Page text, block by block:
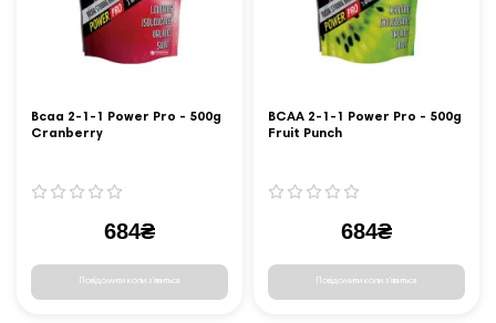
Bcaa 2-1-1 Power Pro - 500g
Cranberry
684₴
Повідомити коли з'явиться
BCAA 2-1-1 Power Pro - 500g
Fruit Punch
684₴
Повідомити коли з'явиться